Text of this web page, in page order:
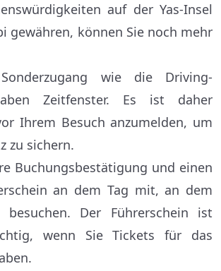
auf der Yas-Insel
gewähren, können Sie noch mehr
wie die Driving-
Zeitfenster. Es ist daher
Ihrem Besuch anzumelden, um
zu sichern.
Buchungsbestätigung und einen
an dem Tag mit, an dem
Der Führerschein ist
wenn Sie Tickets für das